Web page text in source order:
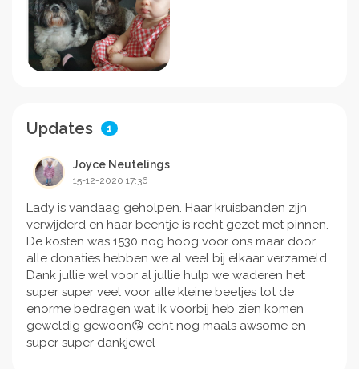
Updates 1
Joyce Neutelings
15-12-2020 17:36
Lady is vandaag geholpen. Haar kruisbanden zijn
verwijderd en haar beentje is recht gezet met pinnen.
De kosten was 1530 nog hoog voor ons maar door
alle donaties hebben we al veel bij elkaar verzameld.
Dank jullie wel voor al jullie hulp we waderen het
super super veel voor alle kleine beetjes tot de
enorme bedragen wat ik voorbij heb zien komen
geweldig gewoon😘 echt nog maals awsome en
super super dankjewel